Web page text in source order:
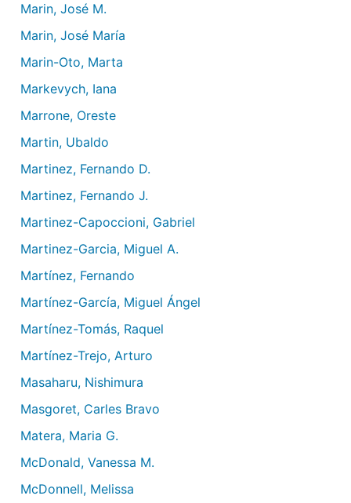
Marin, José M.
Marin, José María
Marin-Oto, Marta
Markevych, Iana
Marrone, Oreste
Martin, Ubaldo
Martinez, Fernando D.
Martinez, Fernando J.
Martinez-Capoccioni, Gabriel
Martinez-Garcia, Miguel A.
Martínez, Fernando
Martínez-García, Miguel Ángel
Martínez-Tomás, Raquel
Martínez-Trejo, Arturo
Masaharu, Nishimura
Masgoret, Carles Bravo
Matera, Maria G.
McDonald, Vanessa M.
McDonnell, Melissa